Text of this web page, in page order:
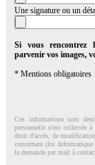
Une signature ou un
Si vous
parvenir vos images,
* Mentions obligatoires
Ces informations sont
personnelle n'est collectée
droit d'accés, de
concernant (loi
la demande par mail à